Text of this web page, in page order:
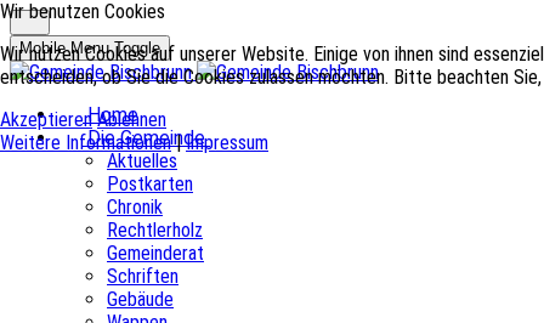
Mobile Menu Toggle
Home
Die Gemeinde
Aktuelles
Postkarten
Chronik
Rechtlerholz
Gemeinderat
Schriften
Gebäude
Wir benutzen Cookies
Wir nutzen Cookies auf unserer Website. Einige von ihnen sind
entscheiden, ob Sie die Cookies zulassen möchten. Bitte beachten
Akzeptieren Ablehnen
Weitere Informationen|Impressum